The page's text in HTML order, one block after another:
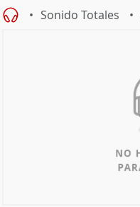
Sonido Totales